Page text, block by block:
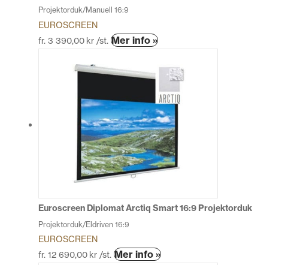
Projektorduk/Manuell 16:9
EUROSCREEN
fr. 3 390,00 kr /st. Mer info »Den
produkten
har
flera
varianter.
De
olika
alternativen
kan
produktsidan
Euroscreen Diplomat Arctiq Smart 16:9 Projektorduk
Projektorduk/Eldriven 16:9
EUROSCREEN
fr. 12 690,00 kr /st. Mer info »Den